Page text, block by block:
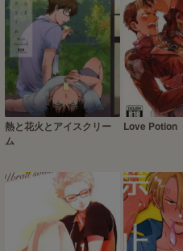
熱と花火とアイスクリー
ム
Love Potion